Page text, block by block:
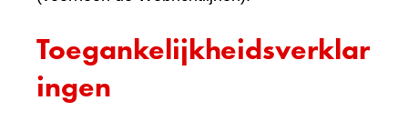
Toegankelijkheidsverklar
ingen